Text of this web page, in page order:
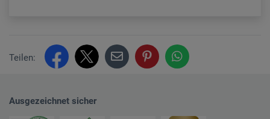
Teilen:
Ausgezeichnet sicher